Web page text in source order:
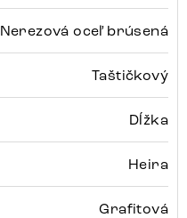
Nerezová oceľ brúsená
Taštičkový
Dĺžka
Heira
Grafitová